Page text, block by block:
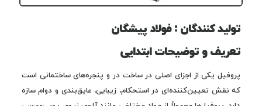
تولید کنندگان : فولاد پیشگان
تعریف و توضیحات ابتدایی
پروفیل یکی از اجزای اصلی در ساخت در و پنجره‌های ساختمانی است
که نقش تعیین‌کننده‌ای در استحکام، زیبایی، عایق‌بندی و دوام سازه